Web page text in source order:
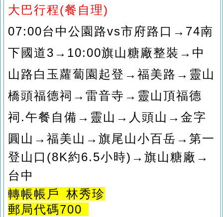
大巴行程(餐自理)
07:00台中公園路vs市府路口→74南
下國道3 →10:00旗山糖廠整裝 →中
山路白玉蘿蔔園起登 →福美路 →靈山
橋頭福德祠 →雷音寺 → 靈山頂福德
祠.午餐自備 →靈山 →人頭山 →金字
圓山 →福美山 →旗尾山小百岳 →第一
登山口 (8K約6.5小時) →旗山糖廠 →
台中
轉帳帳戶 林秀珍
郵局代碼700